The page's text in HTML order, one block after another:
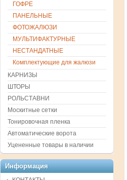
ГОФРЕ
ПАНЕЛЬНЫЕ
ФОТОЖАЛЮЗИ
МУЛЬТИФАКТУРНЫЕ
НЕСТАНДАТНЫЕ
Комплектующие для жалюзи
КАРНИЗЫ
ШТОРЫ
РОЛЬСТАВНИ
Москитные сетки
Тонировочная пленка
Автоматические ворота
Уцененные товары в наличии
Информация